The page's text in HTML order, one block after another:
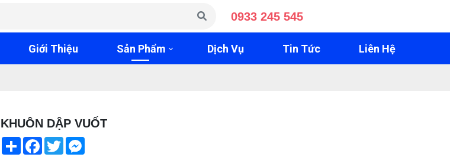
0933 245 545
Giới Thiệu Sản Phẩm Dịch Vụ Tin Tức Liên Hệ
KHUÔN DẬP VUỐT
ShareFacebook
TwitterMessenger